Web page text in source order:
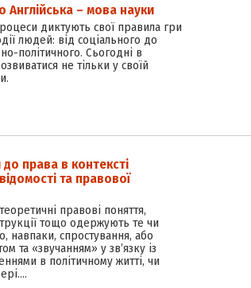
– мова науки
диктують свої правила гри
людей: від соціального до
політичного. Сьогодні в
не тільки у своїй
права в контексті
та правової
правові поняття,
тощо одержують те чи
навпаки, спростування, або
та «звучанням» у зв’язку із
в політичному житті, чи